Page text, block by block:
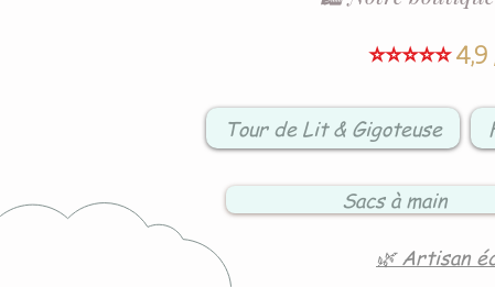
⭐⭐⭐⭐⭐
Tour de Lit & Gigoteuse
Sacs à main
🌿 Artisan